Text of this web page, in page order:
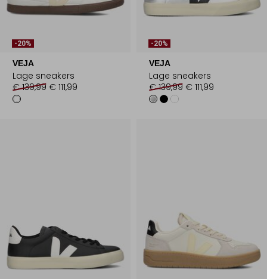
-20%
VEJA
Lage sneakers
€ 139,99 € 111,99
-20%
VEJA
Lage sneakers
€ 139,99 € 111,99